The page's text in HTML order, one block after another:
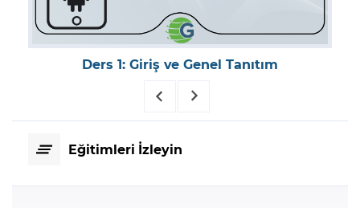
Ders 1: Giriş ve Genel Tanıtım
Eğitimleri İzleyin